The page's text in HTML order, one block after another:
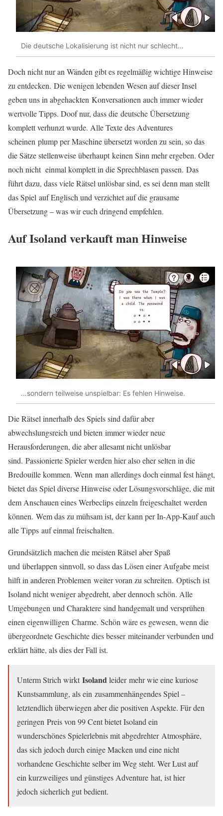
Die deutsche Lokalisierung ist nicht nur schlecht…
Doch nicht nur an Wänden gibt es regelmäßig wichtige Hinweise
zu entdecken. Die wenigen lebenden Wesen auf dieser Insel
geben uns in abgehackten Konversationen auch immer wieder
wertvolle Tipps. Doof nur, dass die deutsche Übersetzung
komplett verhunzt wurde. Alle Texte des Adventures
scheinen plump per Maschine übersetzt worden zu sein, so das
die Sätze stellenweise überhaupt keinen Sinn mehr ergeben. Oder
noch nicht einmal komplett in die Sprechblasen passen. Das
führt dazu, dass viele Rätsel unlösbar sind, es sei denn man stellt
das Spiel auf Englisch und verzichtet auf die grausame
Übersetzung – was wir euch dringend empfehlen.
Auf Isoland verkauft man Hinweise
…sondern teilweise unspielbar: Es fehlen Hinweise.
Die Rätsel innerhalb des Spiels sind dafür aber
abwechslungsreich und bieten immer wieder neue
Herausforderungen, die aber allesamt nicht unlösbar
sind. Passionierte Spieler werden hier also eher selten in die
Bredouille kommen. Wenn man allerdings doch einmal fest hängt,
bietet das Spiel diverse Hinweise oder Lösungsvorschläge, die mit
dem Anschauen eines Werbeclips einzeln freigeschaltet werden
können. Wem das zu mühsam ist, der kann per In-App-Kauf auch
alle Tipps auf einmal freischalten.
Grundsätzlich machen die meisten Rätsel aber Spaß
und überlappen sinnvoll, so dass das Lösen einer Aufgabe meist
hilft in anderen Problemen weiter voran zu schreiten. Optisch ist
Isoland nicht weniger abgedreht, aber dennoch schön. Alle
Umgebungen und Charaktere sind handgemalt und versprühen
einen eigenwilligen Charme. Schön wäre es gewesen, wenn die
übergeordnete Geschichte dies besser miteinander verbunden und
erklärt hätte, als dies der Fall ist.
Unterm Strich wirkt Isolandleider mehr wie eine kuriose
Kunstsammlung, als ein zusammenhängendes Spiel –
letztendlich überwiegen aber die positiven Aspekte. Für den
geringen Preis von 99 Cent bietet Isoland ein
wunderschönes Spielerlebnis mit abgedrehter Atmosphäre,
das sich jedoch durch einige Macken und eine nicht
vorhandene Geschichte selber im Weg steht. Wer Lust auf
ein kurzweiliges und günstiges Adventure hat, ist hier
jedoch sicherlich gut bedient.